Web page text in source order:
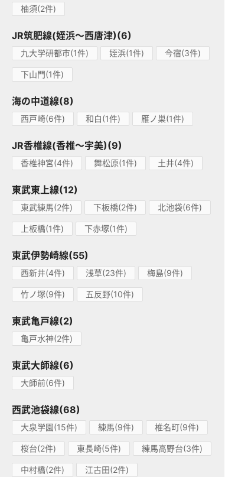
柚須(2件)
JR筑肥線(姪浜～西唐津)(6)
九大学研都市(1件) 姪浜(1件) 今宿(3件)
下山門(1件)
海の中道線(8)
西戸崎(6件) 和白(1件) 雁ノ巣(1件)
JR香椎線(香椎～宇美)(9)
香椎神宮(4件) 舞松原(1件) 土井(4件)
東武東上線(12)
東武練馬(2件) 下板橋(2件) 北池袋(6件)
上板橋(1件) 下赤塚(1件)
東武伊勢崎線(55)
西新井(4件) 浅草(23件) 梅島(9件)
竹ノ塚(9件) 五反野(10件)
東武亀戸線(2)
亀戸水神(2件)
東武大師線(6)
大師前(6件)
西武池袋線(68)
大泉学園(15件) 練馬(9件) 椎名町(9件)
桜台(2件) 東長崎(5件) 練馬高野台(3件)
中村橋(2件) 江古田(2件)